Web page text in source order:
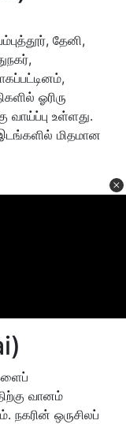
தேனி,
ஓரிரு
வாய்ப்பு உள்ளது.
மிதமான
வானம்
நகரின் ஒருசிலப்